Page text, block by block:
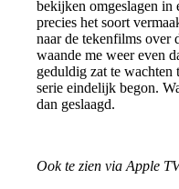
bekijken omgeslagen in
precies het soort
naar de tekenfilms over
waande me weer even
geduldig zat te
serie eindelijk begon.
dan geslaagd.
Ook te zien via Apple